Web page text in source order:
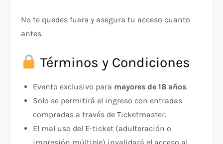
No te quedes fuera y asegura tu acceso cuanto
antes.
Términos y Condiciones
Evento exclusivo para mayores de 18 años.
Solo se permitirá el ingreso con entradas
compradas a través de Ticketmaster.
El mal uso del E-ticket (adulteración o